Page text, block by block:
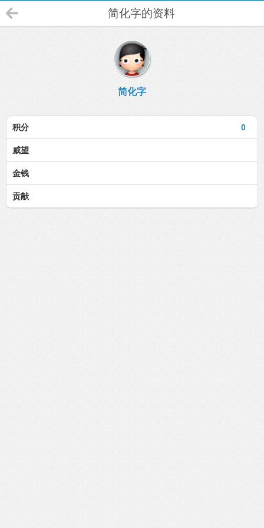
简化字的资料
简化字
0
积分
威望
金钱
贡献